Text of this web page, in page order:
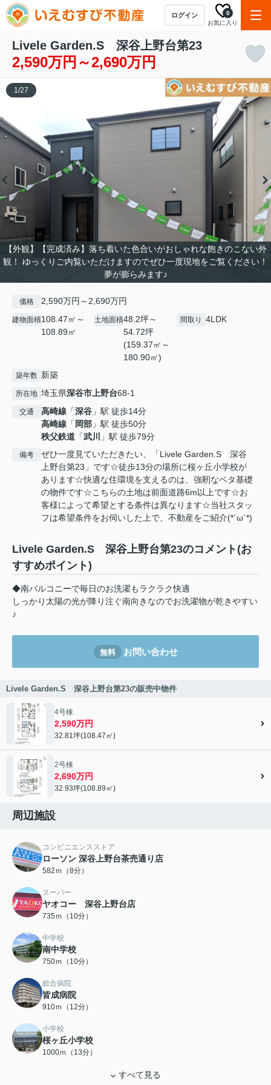
ログイン
お気に入り
0
Livele Garden.S 深谷上野台第23
2,590万円～2,690万円
【外観】【完成済み】落ち着いた色合いがおしゃれな飽きのこない外
観！ ゆっくりご内覧いただけますのでぜひ一度現地をご覧ください！
夢が膨らみます♪
1/27
価格 2,590万円～2,690万円
建物面積108.47㎡～
108.89㎡
土地面積48.2坪～
54.72坪
(159.37㎡～
180.90㎡)
間取り 4LDK
築年数 新築
所在地 埼玉県深谷市上野台68-1
交通 高崎線 「深谷 」駅 徒歩14分
高崎線 「 岡部 」駅 徒歩50分
秩父鉄道 「武川 」駅 徒歩79分
備考
ぜひ一度見ていただきたい、「Livele Garden.S 深谷
上野台第23」です☆徒歩13分の場所に桜ヶ丘小学校が
あります☆快適な住環境を支えるのは、強靭なベタ基礎
の物件です☆こちらの土地は前面道路6m以上です☆お
客様によって希望とする条件は異なります☆当社スタッ
フは希望条件をお伺いした上で、不動産をご紹介(*´ω`*)
Livele Garden.S 深谷上野台第23のコメント(お
すすめポイント)
◆南バルコニーで毎日のお洗濯もラクラク快適
しっかり太陽の光が降り注ぐ南向きなのでお洗濯物が乾きやすい
♪
無料 お問い合わせ
Livele Garden.S 深谷上野台第23の販売中物件
4号棟
2,590万円
32.81坪(108.47㎡)
2号棟
2,690万円
32.93坪(108.89㎡)
周辺施設
コンビニエンスストア
ローソン 深谷上野台茶売通り店
582ｍ（8分）
スーパー
ヤオコー 深谷上野台店
735ｍ（10分）
中学校
南中学校
750ｍ（10分）
総合病院
皆成病院
910ｍ（12分）
小学校
桜ヶ丘小学校
1000ｍ（13分）
すべて見る